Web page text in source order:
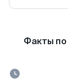
Факты по